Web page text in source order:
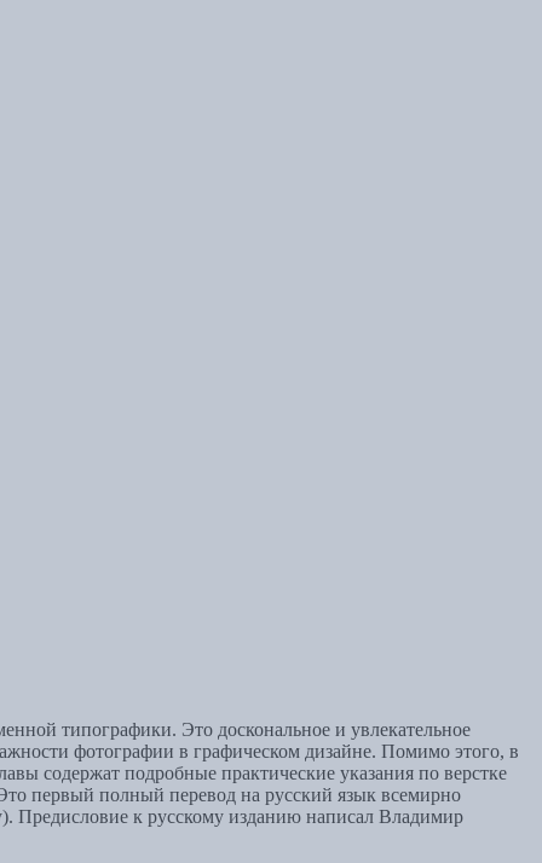
типографики. Это доскональное и увлекательное
фотографии в графическом дизайне. Помимо этого, в
содержат подробные практические указания по верстке
первый полный перевод на русский язык всемирно
Предисловие к русскому изданию написал Владимир